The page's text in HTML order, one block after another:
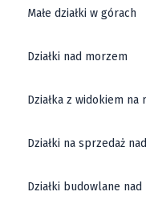
Małe działki w górach
Działki nad morzem
Działka z widokiem na
Działki na sprzedaż
Działki budowlane